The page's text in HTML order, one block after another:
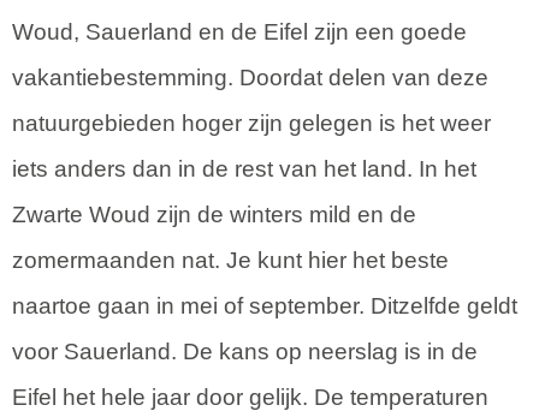
Woud, Sauerland en de Eifel zijn een goede
vakantiebestemming. Doordat delen van deze
natuurgebieden hoger zijn gelegen is het weer
iets anders dan in de rest van het land. In het
Zwarte Woud zijn de winters mild en de
zomermaanden nat. Je kunt hier het beste
naartoe gaan in mei of september. Ditzelfde geldt
voor Sauerland. De kans op neerslag is in de
Eifel het hele jaar door gelijk. De temperaturen